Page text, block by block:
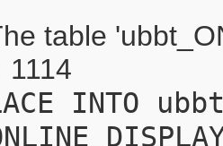
table
1114
INTO